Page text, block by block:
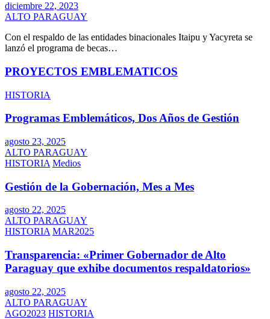
diciembre 22, 2023
ALTO PARAGUAY
Con el respaldo de las entidades binacionales Itaipu y Yacyreta se
lanzó el programa de becas…
PROYECTOS EMBLEMATICOS
HISTORIA
Programas Emblemáticos, Dos Años de Gestión
agosto 23, 2025
ALTO PARAGUAY
HISTORIA Medios
Gestión de la Gobernación, Mes a Mes
agosto 22, 2025
ALTO PARAGUAY
HISTORIA MAR2025
Transparencia: «Primer Gobernador de Alto
Paraguay que exhibe documentos respaldatorios»
agosto 22, 2025
ALTO PARAGUAY
AGO2023 HISTORIA